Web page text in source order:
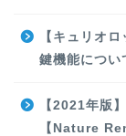
【キュリオ
鍵機能につい
【2021年版
【Nature